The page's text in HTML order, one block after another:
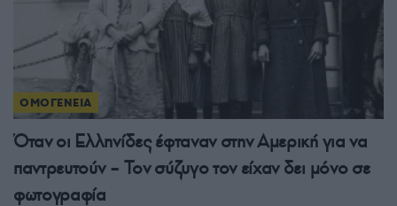
ΟΜΟΓΕΝΕΙΑ
Όταν οι Ελληνίδες έφταναν στην Αμερική για να
παντρευτούν – Τον σύζυγο τον είχαν δει μόνο σε
φωτογραφία